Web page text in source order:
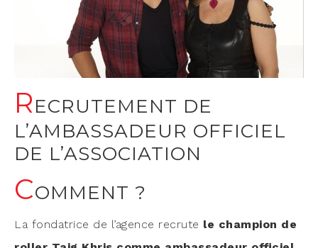
RECRUTEMENT DE
L’AMBASSADEUR OFFICIEL
DE L’ASSOCIATION
COMMENT ?
La fon­da­trice de l’a­gence recrute le cham­pion de